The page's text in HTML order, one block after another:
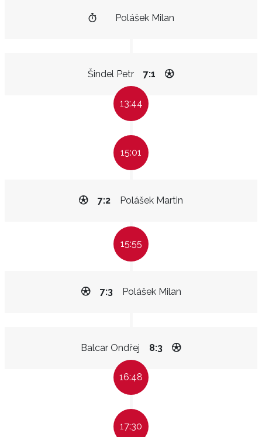
Polášek Milan
Šindel Petr 7:1
13:44
15:01
Polášek Martin
7:2
15:55
Polášek Milan
7:3
Balcar Ondřej 8:3
16:48
17:30